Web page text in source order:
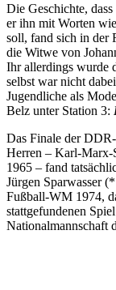
Die Geschichte,
er ihn mit Worten
soll, fand sich in der
die Witwe von
Ihr allerdings wurde
selbst war nicht
Jugendliche als
Belz unter Station 3:
Das Finale der
Herren – Karl-Marx-
1965 – fand
Jürgen Sparwasser
Fußball-WM 1974,
stattgefundenen
Nationalmannschaft